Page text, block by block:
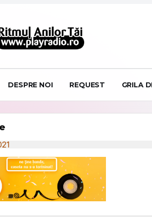
DESPRE NOI REQUEST GRILA